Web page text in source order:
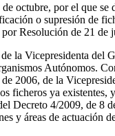
octubre, por el que
o supresión de
Resolución de 21
la Vicepresidenta del
Autónomos.
2006, de la
ficheros ya existentes,
Decreto 4/2009, de
y áreas de actuación